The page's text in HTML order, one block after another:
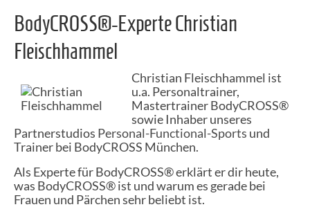
BodyCROSS®-Experte Christian
Fleischhammel
Christian Fleischhammel ist
u.a. Personaltrainer,
Mastertrainer BodyCROSS®
sowie Inhaber unseres
Partnerstudios Personal-Functional-Sports und
Trainer bei BodyCROSS München.
Als Experte für BodyCROSS® erklärt er dir heute,
was BodyCROSS® ist und warum es gerade bei
Frauen und Pärchen sehr beliebt ist.